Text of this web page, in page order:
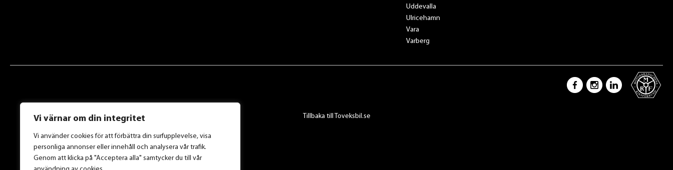
Vi värnar om din integritet
Vi använder cookies för att förbättra din surfupplevelse, visa
personliga annonser eller innehåll och analysera vår trafik.
Genom att klicka på "Acceptera alla" samtycker du till vår
Uddevalla
Ulricehamn
Vara
Varberg
Tillbaka till Toveksbil.se